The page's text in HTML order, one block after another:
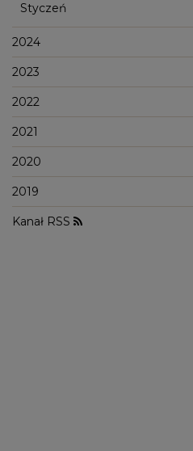
Okazja
NA CO DZIEŃ
WALENTYNKI
SYLWESTER
WIECZOROWE
Styczeń
2024
2023
2022
2021
2020
2019
Kanał RSS